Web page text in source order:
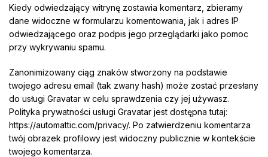
Kiedy odwiedzający witrynę zostawia komentarz, zbieramy
dane widoczne w formularzu komentowania, jak i adres IP
odwiedzającego oraz podpis jego przeglądarki jako pomoc
przy wykrywaniu spamu.
Zanonimizowany ciąg znaków stworzony na podstawie
twojego adresu email (tak zwany hash) może zostać przesłany
do usługi Gravatar w celu sprawdzenia czy jej używasz.
Polityka prywatności usługi Gravatar jest dostępna tutaj:
https://automattic.com/privacy/. Po zatwierdzeniu komentarza
twój obrazek profilowy jest widoczny publicznie w kontekście
twojego komentarza.